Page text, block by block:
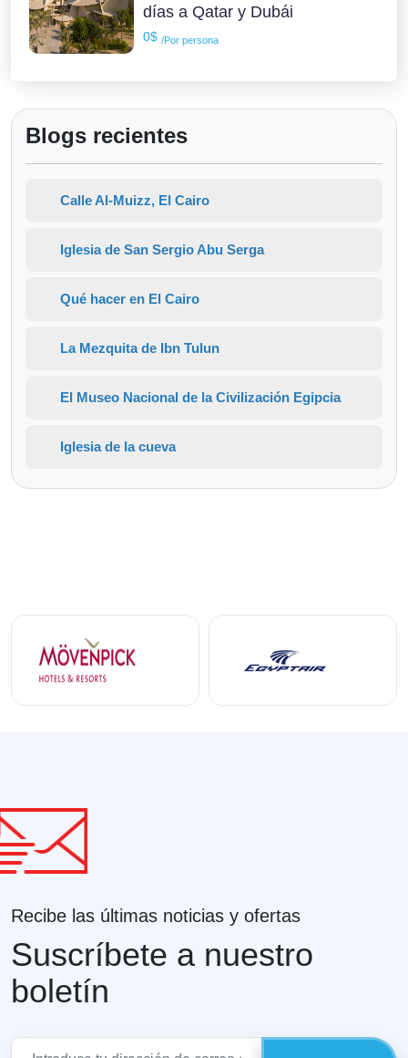
días a Qatar y Dubái
0$ /Por persona
Blogs recientes
Calle Al-Muizz, El Cairo
Iglesia de San Sergio Abu Serga
Qué hacer en El Cairo
La Mezquita de Ibn Tulun
El Museo Nacional de la Civilización Egipcia
Iglesia de la cueva
Recibe las últimas noticias y ofertas
Suscríbete a nuestro
boletín